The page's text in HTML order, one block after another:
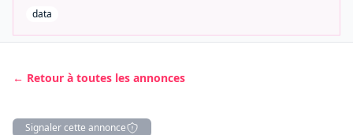
data
← Retour à toutes les annonces
Signaler cette annonce